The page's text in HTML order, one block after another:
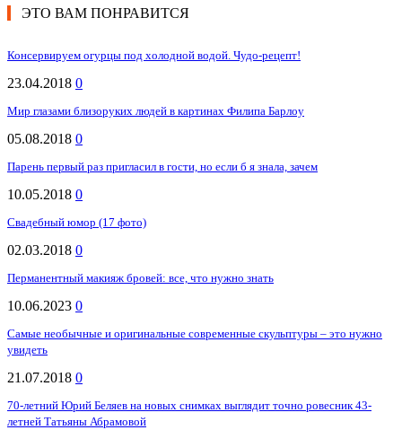
ЭТО ВАМ ПОНРАВИТСЯ
Консервируем огурцы под холодной водой. Чудо-рецепт!
23.04.2018 0
Мир глазами близоруких людей в картинах Филипа Барлоу
05.08.2018 0
Парень первый раз пригласил в гости, но если б я знала, зачем
10.05.2018 0
Свадебный юмор (17 фото)
02.03.2018 0
Перманентный макияж бровей: все, что нужно знать
10.06.2023 0
Самые необычные и оригинальные современные скульптуры – это нужно
увидеть
21.07.2018 0
70-летний Юрий Беляев на новых снимках выглядит точно ровесник 43-
летней Татьяны Абрамовой